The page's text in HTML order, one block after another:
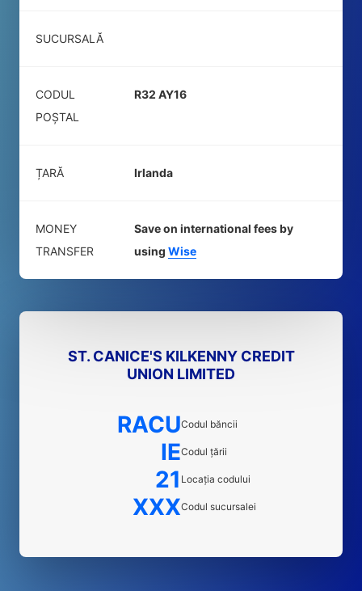
SUCURSALĂ
CODUL
POŞTAL
R32 AY16
ȚARĂ Irlanda
MONEY
TRANSFER
Save on international fees by
using Wise
ST. CANICE'S KILKENNY CREDIT
UNION LIMITED
RACUCodul băncii
IECodul țării
21 Locația codului
XXXCodul sucursalei